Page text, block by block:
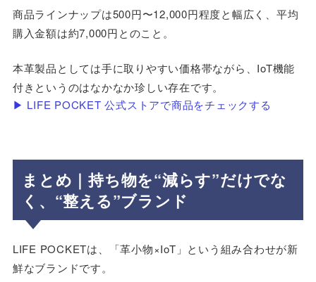
商品ラインナップは500円〜12,000円程度と幅広く、平均
購入金額は約7,000円とのこと。
本革製品としては手に取りやすい価格帯ながら、IoT機能
付きというのはなかなか珍しい存在です。
▶ LIFE POCKET 公式ストアで商品をチェックする
まとめ｜持ち物を“減らす”だけでな
く、“整える”ブランド
LIFE POCKETは、「革小物×IoT」という組み合わせが新
鮮なブランドです。